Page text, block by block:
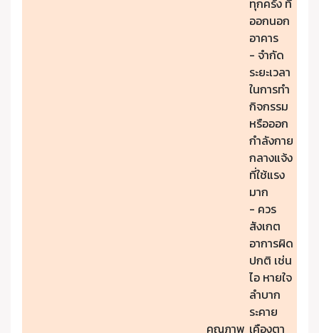
คุณภาพ
ทุกครั้ง ที่
ออกนอก
อาคาร
- จำกัด
ระยะเวลา
ในการทำ
กิจกรรม
หรือออก
กำลังกาย
กลางแจ้ง
ที่ใช้แรง
มาก
- ควร
สังเกต
อาการผิด
ปกติ เช่น
ไอ หายใจ
ลำบาก
ระคาย
เคืองตา